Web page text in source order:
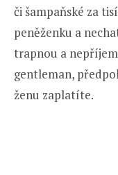
či šampaňské za
peněženku a
trapnou a
gentleman,
ženu zaplatíte.